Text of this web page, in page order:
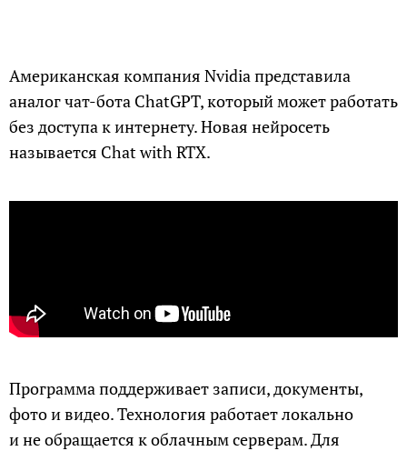
Американская компания Nvidia представила
аналог чат-бота ChatGPT, который может работать
без доступа к интернету. Новая нейросеть
называется Chat with RTX.
Программа поддерживает записи, документы,
фото и видео. Технология работает локально
и не обращается к облачным серверам. Для